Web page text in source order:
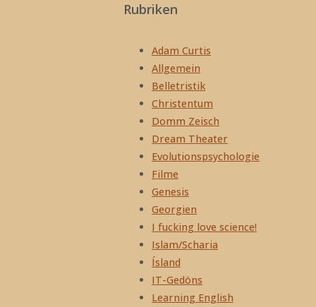
Rubriken
Adam Curtis
Allgemein
Belletristik
Christentum
Domm Zeisch
Dream Theater
Evolutionspsychologie
Filme
Genesis
Georgien
I fucking love science!
Islam/Scharia
Ísland
IT-Gedöns
Learning English